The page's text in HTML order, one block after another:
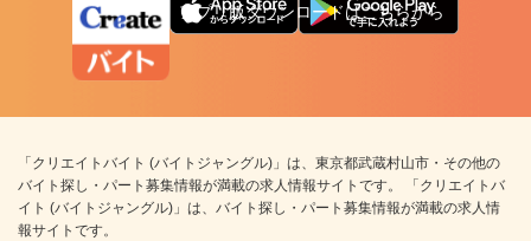
アプリ版ダウンロードはこちらから
「クリエイトバイト (バイトジャングル)」は、東京都武蔵村山市・その他の
バイト探し・パート募集情報が満載の求人情報サイトです。 「クリエイトバ
イト (バイトジャングル)」は、バイト探し・パート募集情報が満載の求人情
報サイトです。